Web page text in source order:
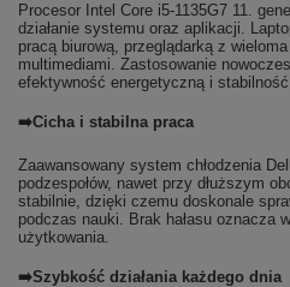
Procesor Intel Core i5-1135G7 11.
działanie systemu oraz aplikacji.
pracą biurową, przeglądarką z
multimediami. Zastosowanie
efektywność energetyczną i
➡️Cicha i stabilna praca
Zaawansowany system chłodzenia
podzespołów, nawet przy dłuższym
stabilnie, dzięki czemu doskonale
podczas nauki. Brak hałasu oznacza
użytkowania.
➡️Szybkość działania każdego dnia